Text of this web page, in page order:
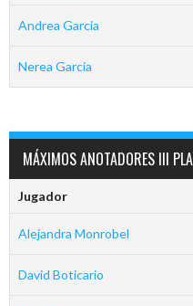
Andrea Garcia
Nerea Garcia
MÁXIMOS ANOTADORES III
Jugador
Alejandra Monrobel
David Boticario